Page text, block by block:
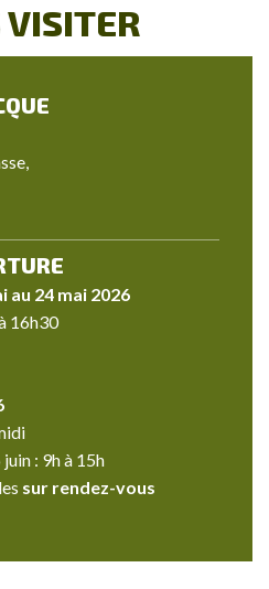
VISITER
au 24 mai 2026
16h30
: 9h à 15h
sur rendez-vous